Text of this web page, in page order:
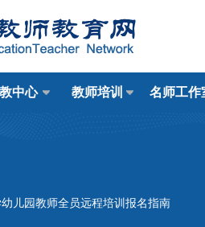
中心 教师培训 名师工作
儿园教师全员远程培训报名指南